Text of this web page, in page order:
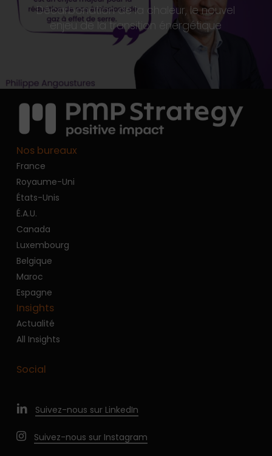
Décarbonation de la chaleur, le nouvel
enjeu de la transition énergétique
Nos bureaux
France
Royaume-Uni
États-Unis
É.A.U.
Canada
Luxembourg
Belgique
Maroc
Espagne
Insights
Actualité
All Insights
Social
Suivez-nous sur LinkedIn
Suivez-nous sur Instagram